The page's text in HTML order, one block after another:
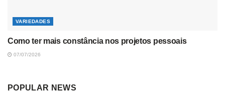
VARIEDADES
Como ter mais constância nos projetos pessoais
07/07/2026
POPULAR NEWS